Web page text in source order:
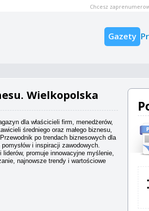
Gazety
Chcesz
Wielkopolska
dla właścicieli firm, menedżerów,
średniego oraz małego biznesu,
po trendach biznesowych dla
i inspiracji zawodowych.
liderów, promuje innowacyjne myślenie,
najnowsze trendy i wartościowe